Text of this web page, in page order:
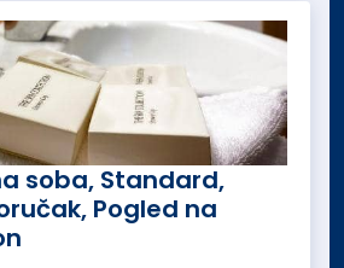
soba, Standard,
Pogled na